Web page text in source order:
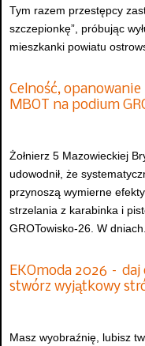
Tym razem przestępcy
szczepionkę”, próbując
mieszkanki powiatu
Celność,
MBOT na podium
Żołnierz 5 Mazowieckiej
udowodnił, że
przynoszą wymierne
strzelania z karabinka i
GROTowisko-26. W
EKOmoda 2026 –
stwórz wyjątkowy
Masz wyobraźnię, lubisz